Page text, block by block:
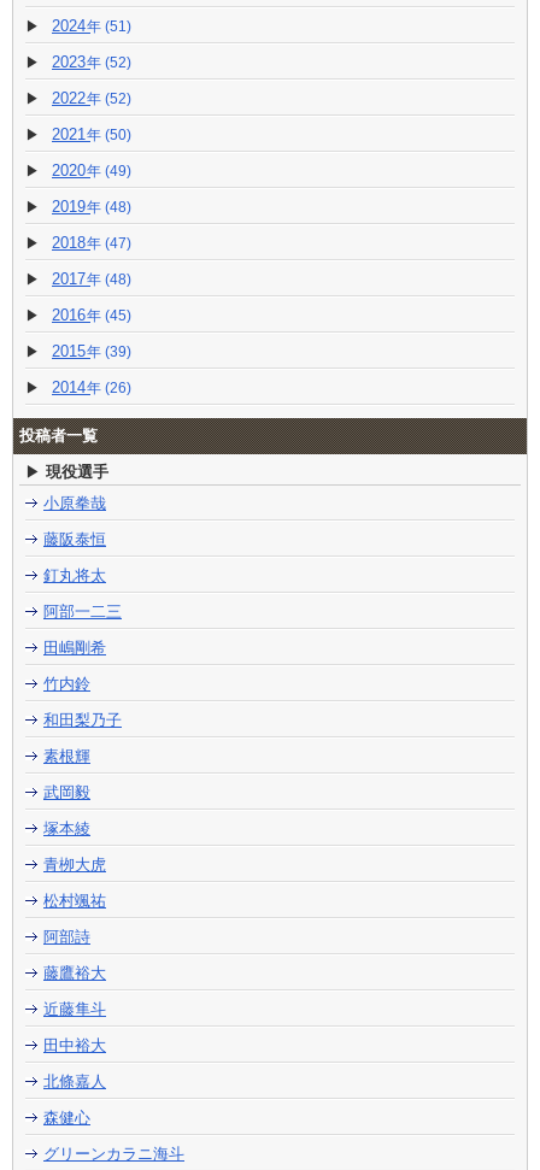
2024 (51)
2023 (52)
2022 (52)
2021 (50)
2020 (49)
2019 (48)
2018 (47)
2017 (48)
2016 (45)
2015 (39)
2014 (26)
投稿者一覧
現役選手
小原拳哉
藤阪泰恒
釘丸将太
阿部一二三
田嶋剛希
竹内鈴
和田梨乃子
素根輝
武岡毅
塚本綾
青栁大虎
松村颯祐
阿部詩
藤鷹裕大
近藤隼斗
田中裕大
北條嘉人
森健心
グリーンカラニ海斗